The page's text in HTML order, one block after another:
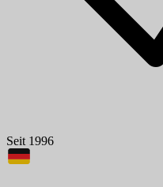
Seit 1996